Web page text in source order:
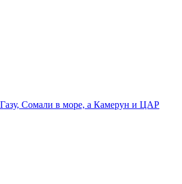
Газу, Сомали в море, а Камерун и ЦАР